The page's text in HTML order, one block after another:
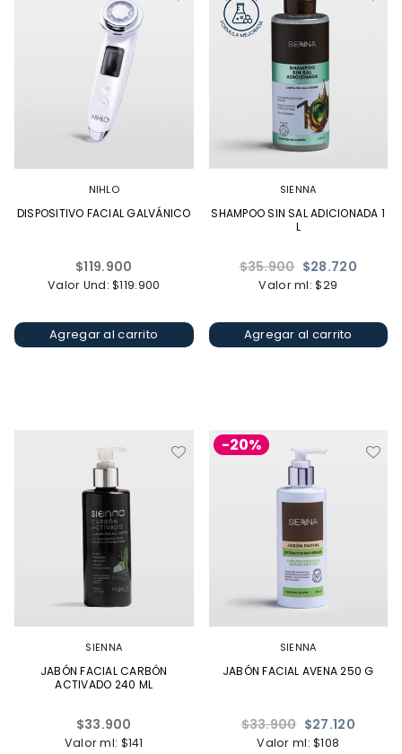
NIHLO
DISPOSITIVO FACIAL GALVÁNICO
Precio
habitual
$119.900
Valor Und: $119.900
Agregar al carrito
SIENNA
SHAMPOO SIN SAL ADICIONADA 1
L
Precio
habitual
$35.900 $28.720
Valor ml: $29
Agregar al carrito
SIENNA
JABÓN FACIAL CARBÓN
ACTIVADO 240 ML
Precio
habitual
$33.900
Valor ml: $141
-20%
SIENNA
JABÓN FACIAL AVENA 250 G
Precio
habitual
$33.900 $27.120
Valor ml: $108